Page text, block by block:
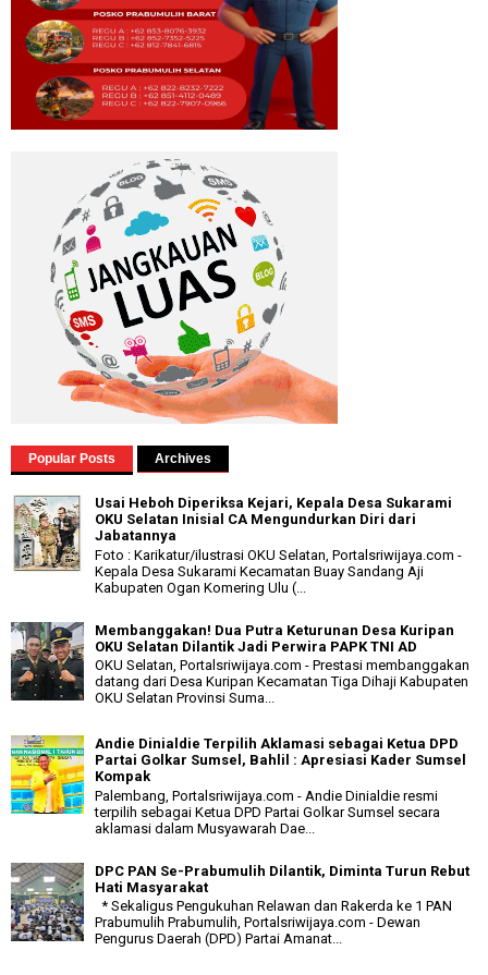
Popular Posts Archives
Usai Heboh Diperiksa Kejari, Kepala Desa Sukarami
OKU Selatan Inisial CA Mengundurkan Diri dari
Jabatannya
Foto : Karikatur/ilustrasi OKU Selatan, Portalsriwijaya.com -
Kepala Desa Sukarami Kecamatan Buay Sandang Aji
Kabupaten Ogan Komering Ulu (...
Membanggakan! Dua Putra Keturunan Desa Kuripan
OKU Selatan Dilantik Jadi Perwira PAPK TNI AD
OKU Selatan, Portalsriwijaya.com - Prestasi membanggakan
datang dari Desa Kuripan Kecamatan Tiga Dihaji Kabupaten
OKU Selatan Provinsi Suma...
Andie Dinialdie Terpilih Aklamasi sebagai Ketua DPD
Partai Golkar Sumsel, Bahlil : Apresiasi Kader Sumsel
Kompak
Palembang, Portalsriwijaya.com - Andie Dinialdie resmi
terpilih sebagai Ketua DPD Partai Golkar Sumsel secara
aklamasi dalam Musyawarah Dae...
DPC PAN Se-Prabumulih Dilantik, Diminta Turun Rebut
Hati Masyarakat
* Sekaligus Pengukuhan Relawan dan Rakerda ke 1 PAN
Prabumulih Prabumulih, Portalsriwijaya.com - Dewan
Pengurus Daerah (DPD) Partai Amanat...